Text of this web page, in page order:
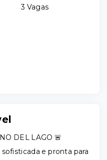
3 Vagas
DEL LAGO 🚨
e pronta para